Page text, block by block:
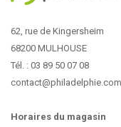
62, rue de Kingersheim
68200 MULHOUSE
Tél. : 03 89 50 07 08
contact@philadelphie.com
Horaires du magasin